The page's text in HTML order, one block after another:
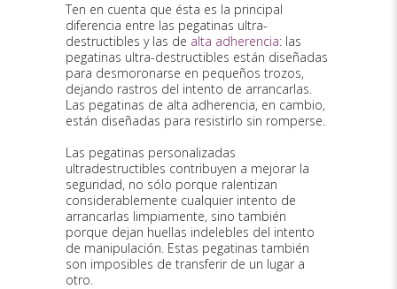
Ten en cuenta que ésta es la principal
diferencia entre las pegatinas ultra-
destructibles y las de alta adherencia: las
pegatinas ultra-destructibles están diseñadas
para desmoronarse en pequeños trozos,
dejando rastros del intento de arrancarlas.
Las pegatinas de alta adherencia, en cambio,
están diseñadas para resistirlo sin romperse.
Las pegatinas personalizadas
ultradestructibles contribuyen a mejorar la
seguridad, no sólo porque ralentizan
considerablemente cualquier intento de
arrancarlas limpiamente, sino también
porque dejan huellas indelebles del intento
de manipulación. Estas pegatinas también
son imposibles de transferir de un lugar a
otro.